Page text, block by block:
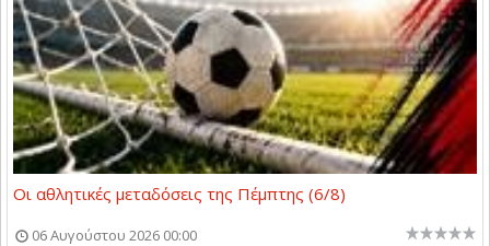
Οι αθλητικές μεταδόσεις της Πέμπτης (6/8)
06 Αυγούστου 2026 00:00